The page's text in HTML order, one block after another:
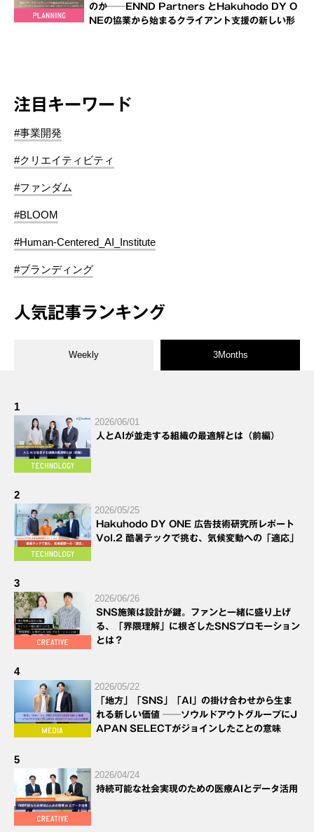
のか──ENND Partners とHakuhodo DY O
NEの協業から始まるクライアント支援の新しい形
注目キーワード
#事業開発
#クリエイティビティ
#ファンダム
#BLOOM
#Human-Centered_AI_Institute
#ブランディング
人気記事ランキング
Weekly 3Months
1
2026/06/01
人とAIが並走する組織の最適解とは（前編）
2
2026/05/25
Hakuhodo DY ONE 広告技術研究所レポート
Vol.2 酷暑テックで挑む、気候変動への「適応」
3
2026/06/26
SNS施策は設計が鍵。ファンと一緒に盛り上げ
る、「界隈理解」に根ざしたSNSプロモーション
とは？
4
2026/05/22
「地方」「SNS」「AI」の掛け合わせから生ま
れる新しい価値 ──ソウルドアウトグループにJ
APAN SELECTがジョインしたことの意味
5
2026/04/24
持続可能な社会実現のための医療AIとデータ活用